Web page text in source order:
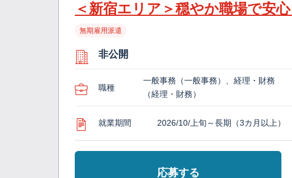
＜新宿エリア＞穏やか職場で安
無期雇用派遣
非公開
職種
一般事務（一般事務）、経理・財務
（経理・財務）
就業期間 2026/10/上旬～長期（3カ月以上）
応募する